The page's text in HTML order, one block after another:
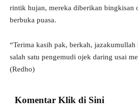
rintik hujan, mereka diberikan bingkisan
berbuka puasa.
“Terima kasih pak, berkah,
salah satu pengemudi ojek daring usai
(Redho)
Komentar Klik di Sini